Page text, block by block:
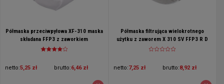
Półmaska przeciwpyłowa XF-310 maska
składana FFP3 z zaworkiem
netto:5,25 zł brutto:6,46 zł
Półmaska filtrująca wielokrotnego
użytku z zaworem X 310 SV FFP3 R D
netto:7,25 zł brutto:8,92 zł